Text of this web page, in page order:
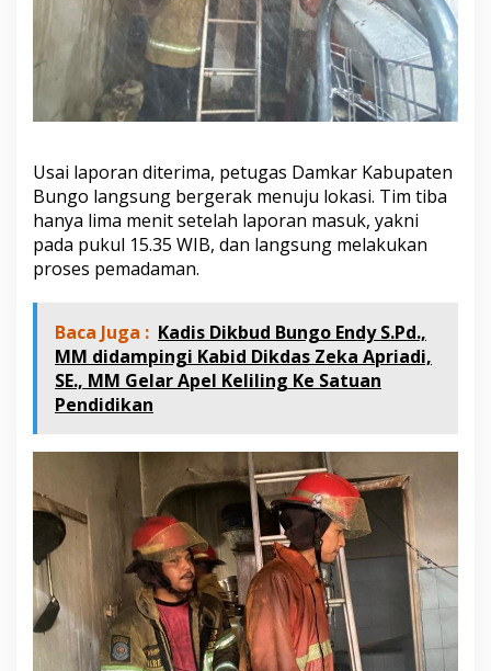
D
i
p
a
d
a
a
n
C
e
p
l
e
h
D
a
r
n
g
o
Usai laporan diterima, petugas Damkar Kabupaten
Bungo langsung bergerak menuju lokasi. Tim tiba
hanya lima menit setelah laporan masuk, yakni
pada pukul 15.35 WIB, dan langsung melakukan
proses pemadaman.
Baca Juga : Kadis Dikbud Bungo Endy S.Pd.,
MM didampingi Kabid Dikdas Zeka Apriadi,
SE., MM Gelar Apel Keliling Ke Satuan
Pendidikan